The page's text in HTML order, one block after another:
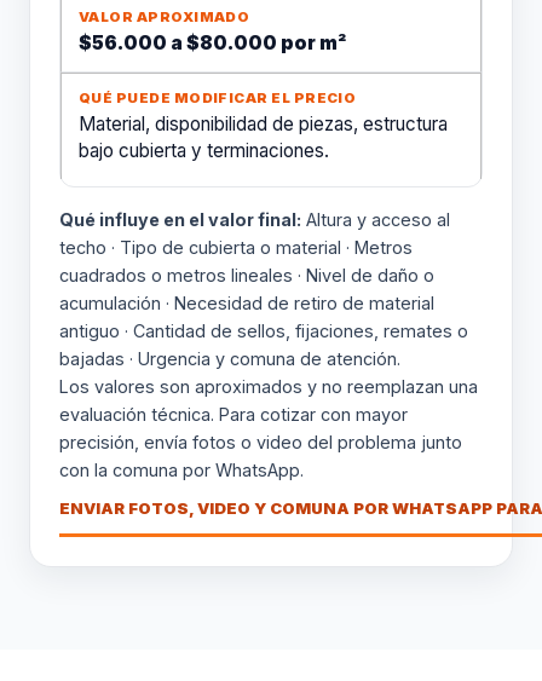
$56.000 a $80.000 por m²
Material, disponibilidad de piezas, estructura
bajo cubierta y terminaciones.
Qué influye en el valor final: Altura y acceso al
techo · Tipo de cubierta o material · Metros
cuadrados o metros lineales · Nivel de daño o
acumulación · Necesidad de retiro de material
antiguo · Cantidad de sellos, fijaciones, remates o
bajadas · Urgencia y comuna de atención.
Los valores son aproximados y no reemplazan una
evaluación técnica. Para cotizar con mayor
precisión, envía fotos o video del problema junto
con la comuna por WhatsApp.
ENVIAR FOTOS, VIDEO Y COMUNA POR WHATSAPP